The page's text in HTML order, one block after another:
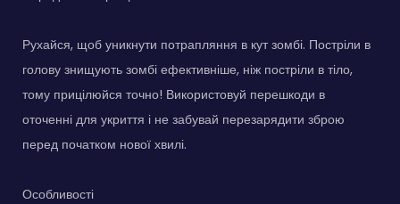
Рухайся, щоб уникнути потрапляння в кут зомбі. Постріли в
голову знищують зомбі ефективніше, ніж постріли в тіло,
тому прицілюйся точно! Використовуй перешкоди в
оточенні для укриття і не забувай перезарядити зброю
перед початком нової хвилі.
Особливості